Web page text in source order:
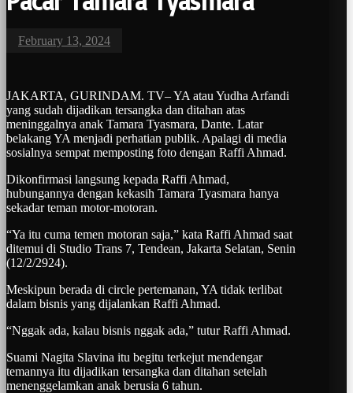
February 13, 2024
JAKARTA, GURINDAM. TV– YA atau Yudha Arfandi
yang sudah dijadikan tersangka dan ditahan atas
meninggalnya anak Tamara Tyasmara, Dante. Latar
belakang YA menjadi perhatian publik. Apalagi di media
sosialnya sempat memposting foto dengan Raffi Ahmad.
Dikonfirmasi langsung kepada Raffi Ahmad,
hubungannya dengan kekasih Tamara Tyasmara hanya
sekadar teman motor-motoran.
“Ya itu cuma temen motoran saja,” kata Raffi Ahmad saat
ditemui di Studio Trans 7, Tendean, Jakarta Selatan, Senin
(12/2/2924).
Meskipun berada di circle pertemanan, YA tidak terlibat
dalam bisnis yang dijalankan Raffi Ahmad.
“Nggak ada, kalau bisnis nggak ada,” tutur Raffi Ahmad.
Suami Nagita Slavina itu begitu terkejut mendengar
temannya itu dijadikan tersangka dan ditahan setelah
menenggelamkan anak berusia 6 tahun.